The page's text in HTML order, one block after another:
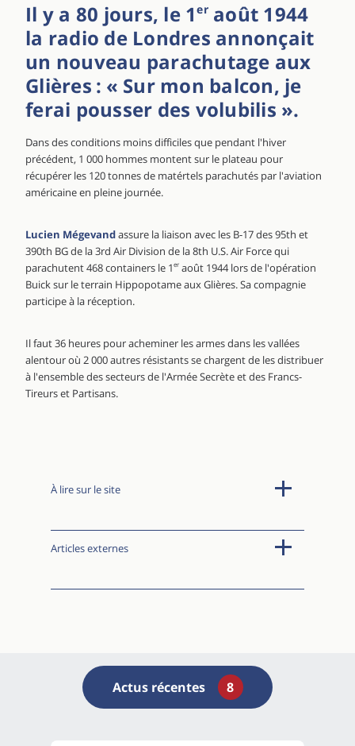
Il y a 80 jours, le 1eraoût 1944
la radio de Londres annonçait
un nouveau parachutage aux
Glières : « Sur mon balcon, je
ferai pousser des volubilis ».
Dans des conditions moins difficiles que pendant l'hiver
précédent, 1 000 hommes montent sur le plateau pour
récupérer les 120 tonnes de matértels parachutés par l'aviation
américaine en pleine journée.
Lucien Mégevandassure la liaison avec les B-17 des 95th et
390th BG de la 3rd Air Division de la 8th U.S. Air Force qui
parachutent 468 containers le 1 er août 1944 lors de l'opération
Buick sur le terrain Hippopotame aux Glières. Sa compagnie
participe à la réception.
Il faut 36 heures pour acheminer les armes dans les vallées
alentour où 2 000 autres résistants se chargent de les distribuer
à l'ensemble des secteurs de l'Armée Secrète et des Francs-
Tireurs et Partisans.
À lire sur le site
Articles externes
Actus récentes 8